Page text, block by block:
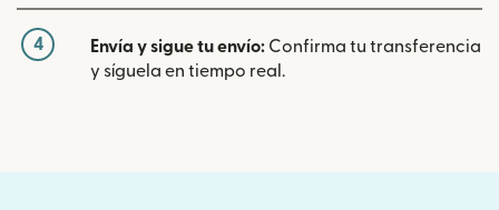
4 Envía y sigue tu envío: Confirma tu transferencia
y síguela en tiempo real.